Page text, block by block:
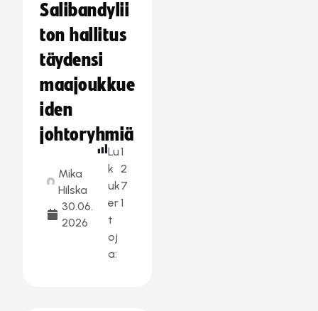
Salibandylii
ton hallitus
täydensi
maajoukkue
iden
johtoryhmiä
Mika
Hilska
30.06.
2026
Lu
k
uk
er
t
oj
a:
1
2
7
1